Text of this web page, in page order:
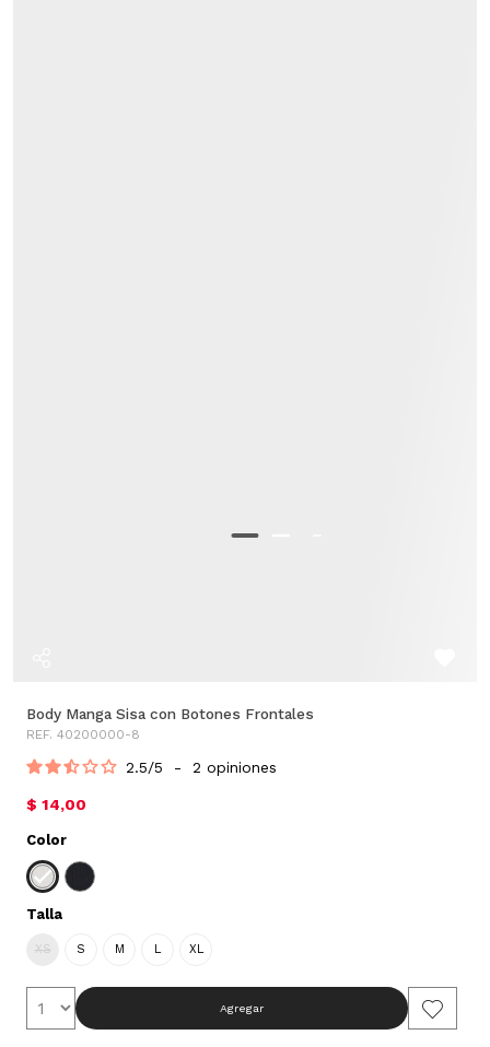
Body Manga Sisa con Botones Frontales
REF. 40200000-8
2.5/5 - 2 opiniones
$ 14,00
Color
Talla
XS S M L XL
Agregar